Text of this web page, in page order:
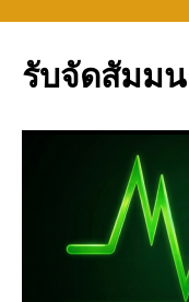
รับจัดสัมม